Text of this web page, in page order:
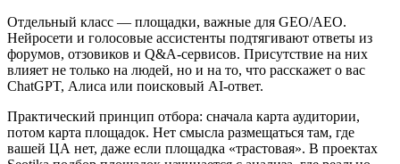
Отдельный класс — площадки, важные для GEO/AEO.
Нейросети и голосовые ассистенты подтягивают ответы из
форумов, отзовиков и Q&A-сервисов. Присутствие на них
влияет не только на людей, но и на то, что расскажет о вас
ChatGPT, Алиса или поисковый AI-ответ.
Практический принцип отбора: сначала карта аудитории,
потом карта площадок. Нет смысла размещаться там, где
вашей ЦА нет, даже если площадка «трастовая». В проектах